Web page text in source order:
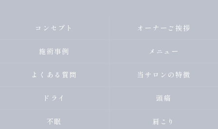
コンセプト オーナーご挨拶
施術事例 メニュー
よくある質問 当サロンの特徴
ドライ 頭痛
不眠 肩こり